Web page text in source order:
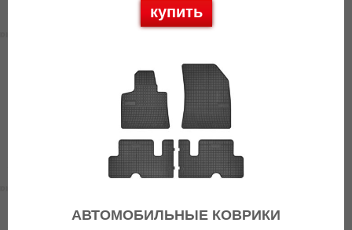
купить
АВТОМОБИЛЬНЫЕ КОВРИКИ